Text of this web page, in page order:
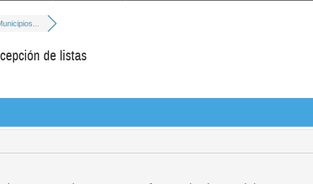
de listas